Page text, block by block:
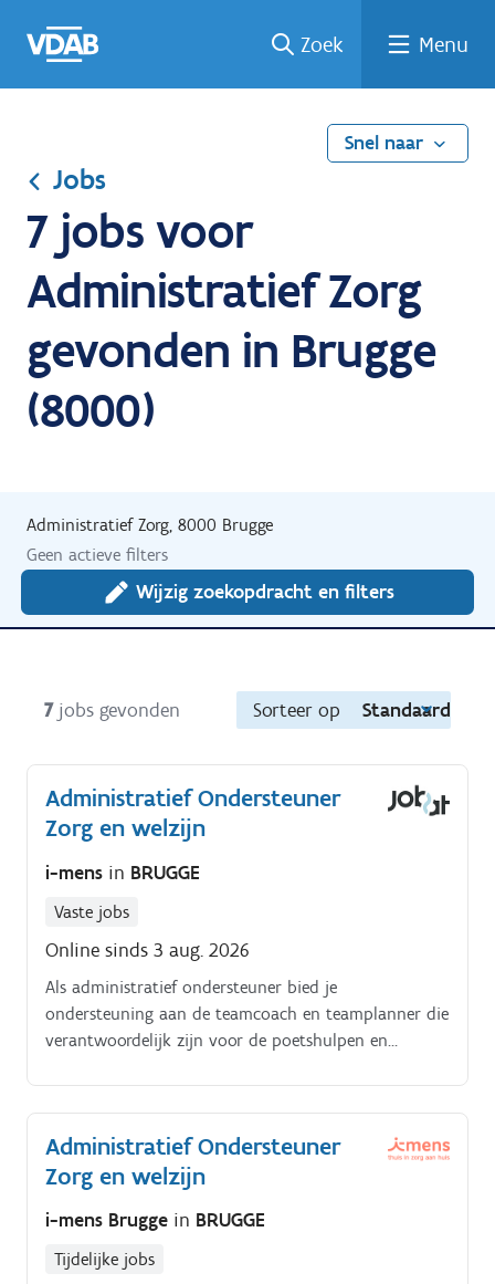
naar
een
een
job
naar
Zoek Menu
Snel naar
Jobs
7 jobs voor
Administratief Zorg
gevonden in Brugge
(8000)
Administratief Zorg, 8000 Brugge
Geen actieve filters
Wijzig zoekopdracht en filters
7 jobs gevonden Sorteer op Standaard
Administratief Ondersteuner
Zorg en welzijn
i-mens in BRUGGE
Vaste jobs
Online sinds 3 aug. 2026
Als administratief ondersteuner bied je
ondersteuning aan de teamcoach en teamplanner die
verantwoordelijk zijn voor de poetshulpen en
Klassieke Zorg. Jouw voornaamste taken
zijn:oproepen behandelen, doorschakelen of
registrereninformatie betreffende de dienstverlening
verstrekken aan klanten en
werkschema’s en wijzigingen, zowel naar klant als
naar personeeladministratieve verwerking van klant-
Administratief Ondersteuner
Zorg en welzijn
i-mens Brugge in BRUGGE
Tijdelijke jobs